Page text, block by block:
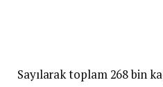
Sayılarak toplam 268 bin